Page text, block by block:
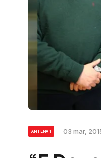
ANTENA 1 03 mar,